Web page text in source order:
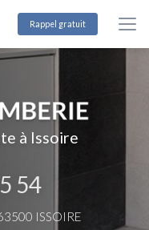
Rappel gratuit
à Issoire
54
ISSOIRE